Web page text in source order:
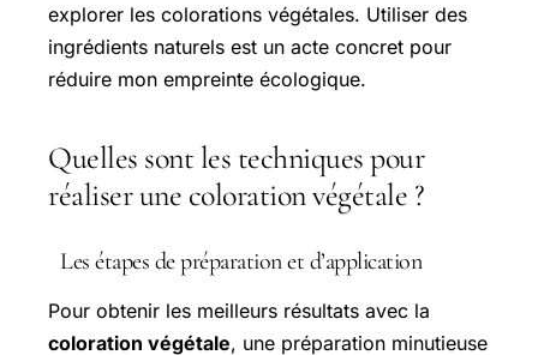
explorer les colorations végétales. Utiliser des
ingrédients naturels est un acte concret pour
réduire mon empreinte écologique.
Quelles sont les techniques pour
réaliser une coloration végétale ?
Les étapes de préparation et d’application
Pour obtenir les meilleurs résultats avec la
coloration végétale, une préparation minutieuse